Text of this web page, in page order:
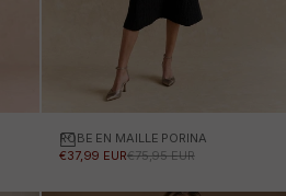
Choisissez des options
ROBE EN MAILLE PORINA
PRIX PROMOTIONNEL
€37,99 EURPRIX NORMAL
€75,95 EUR